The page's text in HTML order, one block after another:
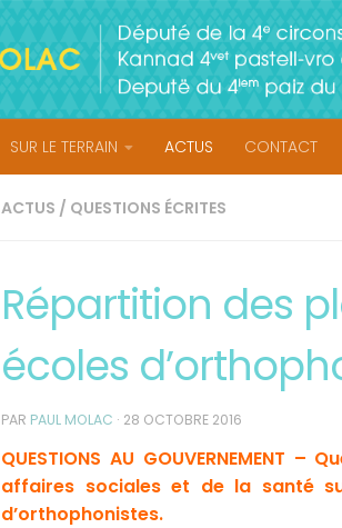
SUR LE TERRAIN ACTUS CONTACT
ACTUS / QUESTIONS ÉCRITES
Répartition des
écoles
PAR PAUL MOLAC · 28 OCTOBRE 2016
QUESTIONS AU GOUVERNEMENT
affaires sociales et de la santé
d’orthophonistes.